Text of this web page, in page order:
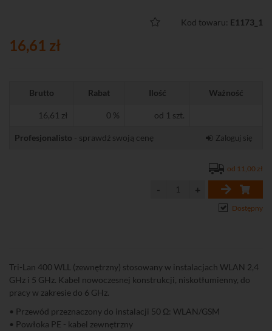
Kod towaru: E1173_1
16,61 zł
Brutto Rabat Ilość Ważność
16,61 zł 0 % od 1 szt.
Profesjonalisto - sprawdź swoją cenę Zaloguj się
od 11,00 zł
Dostępny
Tri-Lan 400 WLL (zewnętrzny) stosowany w instalacjach WLAN 2,4
GHz i 5 GHz. Kabel nowoczesnej konstrukcji, niskotłumienny, do
pracy w zakresie do 6 GHz.
• Przewód przeznaczony do instalacji 50 Ω: WLAN/GSM
• Powłoka PE - kabel zewnętrzny